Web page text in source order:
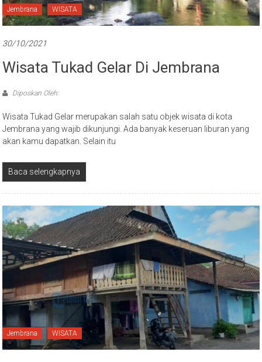
Jembrana WISATA
30/10/2021
Wisata Tukad Gelar Di Jembrana
Diposkan Oleh:
Wisata Tukad Gelar merupakan salah satu objek wisata di kota
Jembrana yang wajib dikunjungi. Ada banyak keseruan liburan yang
akan kamu dapatkan. Selain itu
Baca selengkapnya
Jembrana WISATA